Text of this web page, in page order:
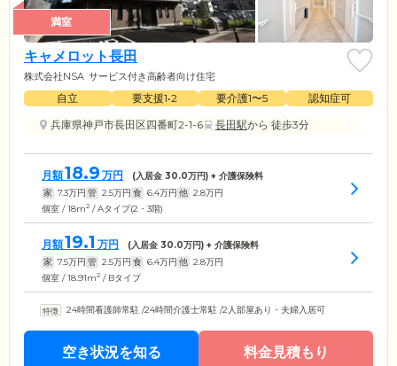
満室
キャメロット長田
株式会社NSA サービス付き高齢者向け住宅
自立 要支援1•2 要介護1〜5
認知症可
兵庫県神戸市長田区四番町2-1-6
長田駅から 徒歩3分
月額18.9 万円 (入居金 30.0万円) + 介護保険料
家 7.3万円 管 2.5万円 食 6.4万円 他 2.8万円
個室 / 18m2 / Aタイプ(2・3階)
月額19.1 万円 (入居金 30.0万円) + 介護保険料
家 7.5万円 管 2.5万円 食 6.4万円 他 2.8万円
個室 / 18.91m2 / Bタイプ
24時間看護師常駐 /24時間介護士常駐 /2人部屋あり・夫婦入居可
空き状況を知る 料金見積もり